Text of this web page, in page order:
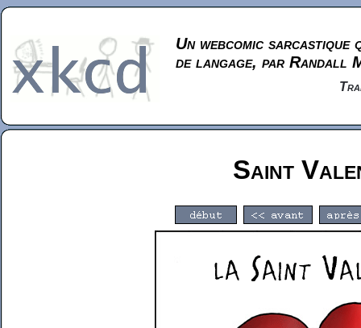
Un webcomic sarcastique
de langage, par Randall
Saint